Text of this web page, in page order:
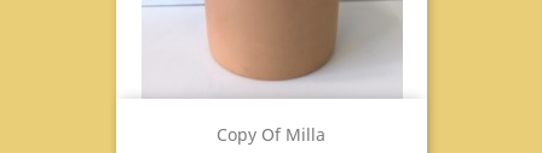
Copy Of Milla